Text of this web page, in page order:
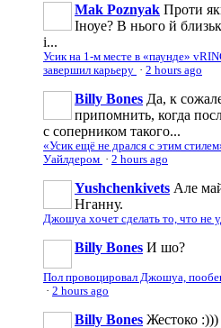
Mak Poznyak Проти
Іноуе? В нього й
і...
Усик на 1-м месте в «паунде»
завершил карьеру · 2 hours ago
Billy Bones Да, к
припомнить, когда
с соперником такого...
«Усик ещё не дрался с этим
Уайлдером · 2 hours ago
Yushchenkivets Але
Нганну.
Джошуа хочет сделать то, что не
Billy Bones И шо?
Пол провоцировал Джошуа,
· 2 hours ago
Billy Bones Жестоко :)))